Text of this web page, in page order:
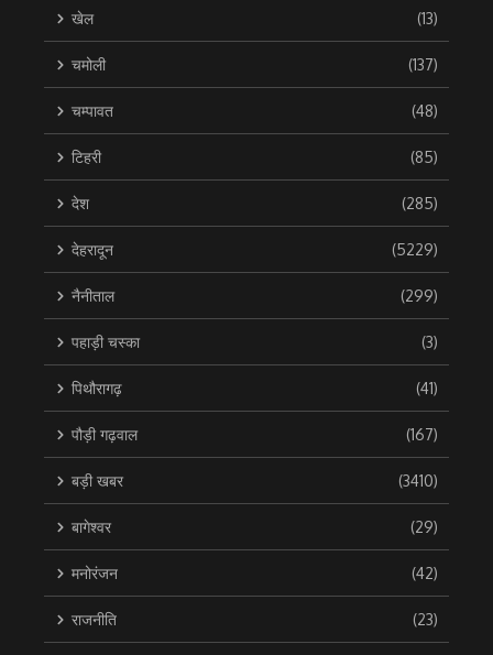
खेल (13)
चमोली (137)
चम्पावत (48)
टिहरी (85)
देश (285)
देहरादून (5229)
नैनीताल (299)
पहाड़ी चस्का (3)
पिथौरागढ़ (41)
पौड़ी गढ़वाल (167)
बड़ी खबर (3410)
बागेश्वर (29)
मनोरंजन (42)
राजनीति (23)